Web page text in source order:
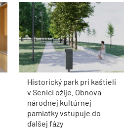
Historický park pri kaštieli
v Senici ožije. Obnova
národnej kultúrnej
pamiatky vstupuje do
ďalšej fázy